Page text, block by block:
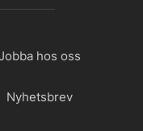
hos oss
Nyhetsbrev